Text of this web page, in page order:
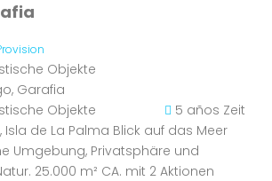
Objekte
Garafia
Objekte
5 años Zeit
Isla de La Palma Blick auf das Meer
Umgebung, Privatsphäre und
25.000 m² CA. mit 2 Aktionen